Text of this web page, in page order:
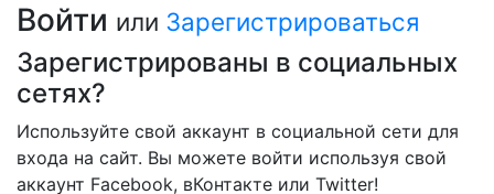
Войти или Зарегистрироваться
Зарегистрированы в социальных
сетях?
Используйте свой аккаунт в социальной сети для
входа на сайт. Вы можете войти используя свой
аккаунт Facebook, вКонтакте или Twitter!